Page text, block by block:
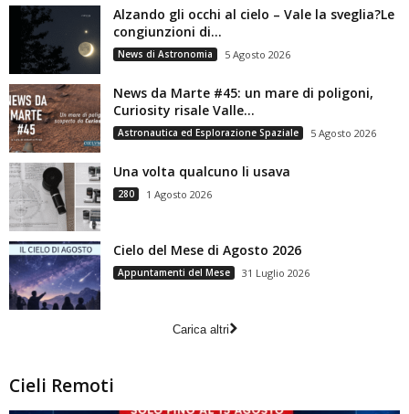
Alzando gli occhi al cielo – Vale la sveglia?Le
congiunzioni di...
News di Astronomia 5 Agosto 2026
News da Marte #45: un mare di poligoni,
Curiosity risale Valle...
Astronautica ed Esplorazione Spaziale 5 Agosto 2026
Una volta qualcuno li usava
280 1 Agosto 2026
Cielo del Mese di Agosto 2026
Appuntamenti del Mese 31 Luglio 2026
Carica altri
Cieli Remoti